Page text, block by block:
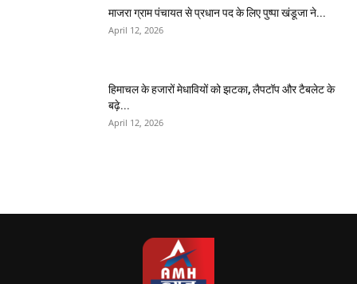
माजरा ग्राम पंचायत से प्रधान पद के लिए पुष्पा खंडूजा ने...
April 12, 2026
हिमाचल के हजारों मेधावियों को झटका, लैपटॉप और टैबलेट के
बढ़े...
April 12, 2026